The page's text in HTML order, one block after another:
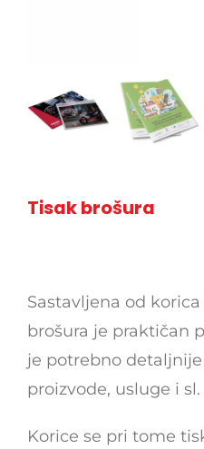
Tisak brošura
Sastavljena od
brošura je praktičan
je potrebno
proizvode, usluge i sl.
Korice se pri tome